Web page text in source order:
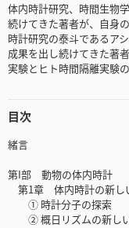
体内時計研究、時間生物
続けてきた著者が、自身
時計研究の泰斗であるア
成果を出し続けてきた著
実験とヒト時間隔離実験
目次
緒言
第I部 動物の体内時計
第1章 体内時計の新し
① 時計分子の探索
② 概日リズムの新し